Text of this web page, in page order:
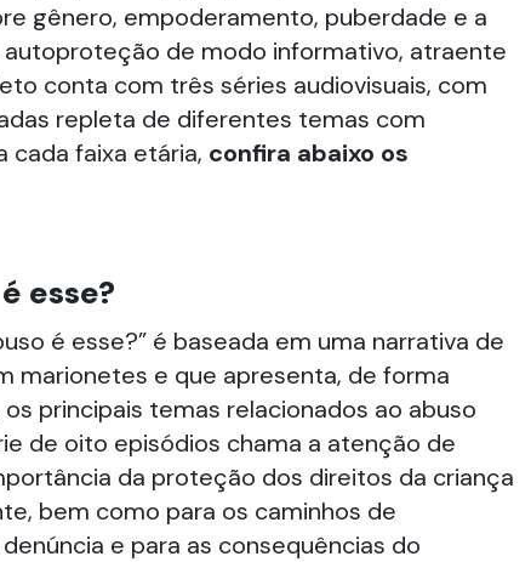
gênero, empoderamento, puberdade e a
de modo informativo, atraente
conta com três séries audiovisuais, com
repleta de diferentes temas com
cada faixa etária, confira abaixo os
esse?
é esse?” é baseada em uma narrativa de
marionetes e que apresenta, de forma
principais temas relacionados ao abuso
de oito episódios chama a atenção de
da proteção dos direitos da criança
bem como para os caminhos de
e para as consequências do